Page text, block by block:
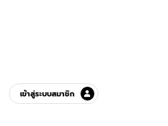
เข้าสู่ระบบสมาชิก